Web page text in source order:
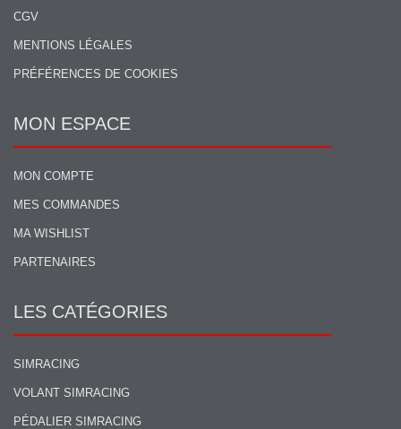
CGV
MENTIONS LÉGALES
PRÉFÉRENCES DE COOKIES
MON ESPACE
MON COMPTE
MES COMMANDES
MA WISHLIST
PARTENAIRES
LES CATÉGORIES
SIMRACING
VOLANT SIMRACING
PÉDALIER SIMRACING